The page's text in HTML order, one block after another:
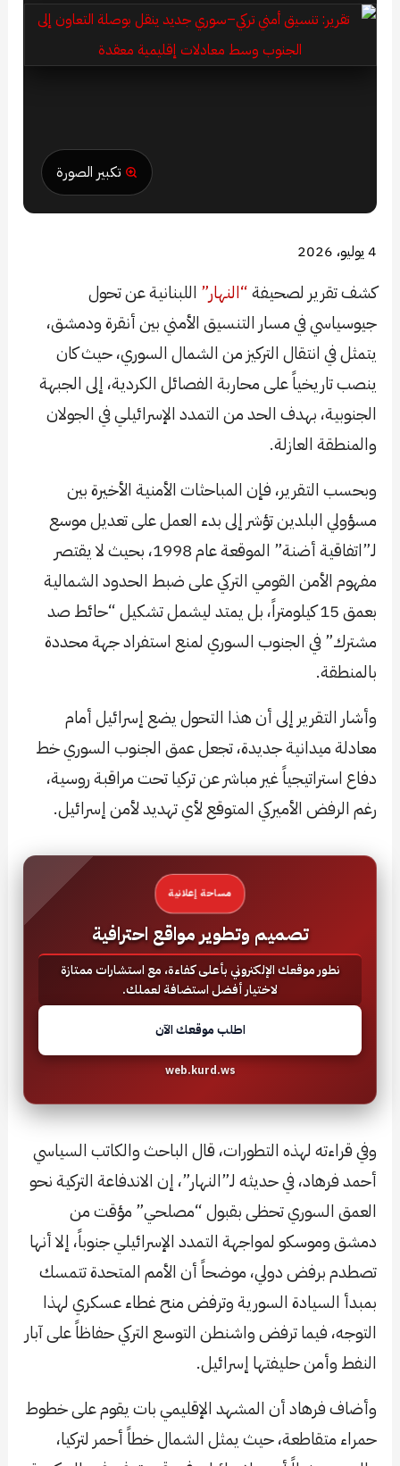
تكبير الصورة
4 يوليو، 2026
كشف تقرير لصحيفة“النهار” اللبنانية عن تحول
جيوسياسي في مسار التنسيق الأمني بين أنقرة ودمشق،
يتمثل في انتقال التركيز من الشمال السوري، حيث كان
ينصب تاريخياً على محاربة الفصائل الكردية، إلى الجبهة
الجنوبية، بهدف الحد من التمدد الإسرائيلي في الجولان
والمنطقة العازلة.
وبحسب التقرير، فإن المباحثات الأمنية الأخيرة بين
مسؤولي البلدين تؤشر إلى بدء العمل على تعديل موسع
لـ”اتفاقية أضنة” الموقعة عام 1998، بحيث لا يقتصر
مفهوم الأمن القومي التركي على ضبط الحدود الشمالية
بعمق 15 كيلومتراً، بل يمتد ليشمل تشكيل “حائط صد
مشترك” في الجنوب السوري لمنع استفراد جهة محددة
بالمنطقة.
وأشار التقرير إلى أن هذا التحول يضع إسرائيل أمام
معادلة ميدانية جديدة، تجعل عمق الجنوب السوري خط
دفاع استراتيجياً غير مباشر عن تركيا تحت مراقبة روسية،
رغم الرفض الأميركي المتوقع لأي تهديد لأمن إسرائيل.
مساحة إعلانية
تصميم وتطوير مواقع احترافية
نطور موقعك الإلكتروني بأعلى كفاءة، مع استشارات ممتازة
لاختيار أفضل استضافة لعملك.
اطلب موقعك الآن
web.kurd.ws
وفي قراءته لهذه التطورات، قال الباحث والكاتب السياسي
أحمد فرهاد، في حديثه لـ”النهار”، إن الاندفاعة التركية نحو
العمق السوري تحظى بقبول “مصلحي” مؤقت من
دمشق وموسكو لمواجهة التمدد الإسرائيلي جنوباً، إلا أنها
تصطدم برفض دولي، موضحاً أن الأمم المتحدة تتمسك
بمبدأ السيادة السورية وترفض منح غطاء عسكري لهذا
التوجه، فيما ترفض واشنطن التوسع التركي حفاظاً على آبار
النفط وأمن حليفتها إسرائيل.
وأضاف فرهاد أن المشهد الإقليمي بات يقوم على خطوط
حمراء متقاطعة، حيث يمثل الشمال خطاً أحمر لتركيا،